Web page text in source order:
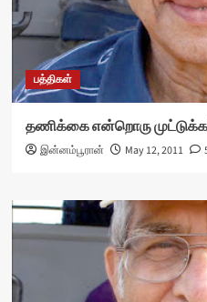
பத்திகள்
தணிக்கை என்றொரு
இன்னம்பூரான் May 12, 2011